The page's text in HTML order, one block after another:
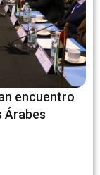
encuentro
Árabes